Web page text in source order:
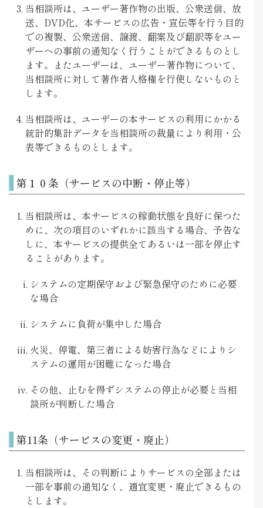
当相談所は、ユーザー著作物の出版、公衆送信、放
送、DVD化、本サービスの広告・宣伝等を行う目的
での複製、公衆送信、譲渡、翻案及び翻訳等をユー
ザーへの事前の通知なく行うことができるものとし
ます。またユーザーは、ユーザー著作物について、
当相談所に対して著作者人格権を行使しないものと
します。
当相談所は、ユーザーの本サービスの利用にかかる
統計的集計データを当相談所の裁量により利用・公
表等できるものとします。
第１０条（サービスの中断・停止等）
当相談所は、本サービスの稼動状態を良好に保つた
めに、次の項目のいずれかに該当する場合、予告な
しに、本サービスの提供全てあるいは一部を停止す
ることがあります。
システムの定期保守および緊急保守のために必要
な場合
システムに負荷が集中した場合
火災、停電、第三者による妨害行為などによりシ
ステムの運用が困難になった場合
その他、止むを得ずシステムの停止が必要と当相
談所が判断した場合
第11条（サービスの変更・廃止）
当相談所は、その判断によりサービスの全部または
一部を事前の通知なく、適宜変更・廃止できるもの
とします。